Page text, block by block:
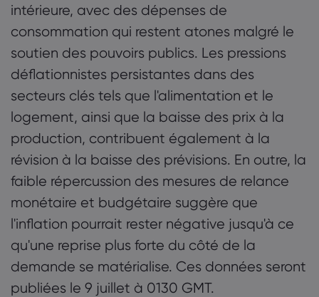
intérieure, avec des dépenses de
consommation qui restent atones malgré le
soutien des pouvoirs publics. Les pressions
déflationnistes persistantes dans des
secteurs clés tels que l'alimentation et le
logement, ainsi que la baisse des prix à la
production, contribuent également à la
révision à la baisse des prévisions. En outre, la
faible répercussion des mesures de relance
monétaire et budgétaire suggère que
l'inflation pourrait rester négative jusqu'à ce
qu'une reprise plus forte du côté de la
demande se matérialise. Ces données seront
publiées le 9 juillet à 0130 GMT.